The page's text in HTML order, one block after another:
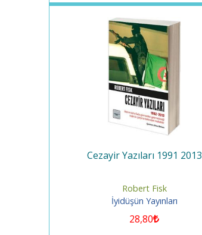
Cezayir Yazıları 1991 2013
Robert Fisk
İyidüşün Yayınları
28,80